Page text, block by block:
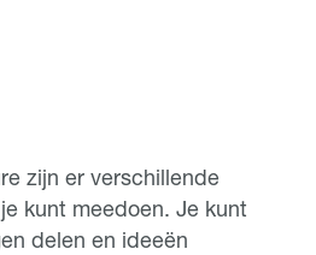
zijn er verschillende
kunt meedoen. Je kunt
delen en ideeën